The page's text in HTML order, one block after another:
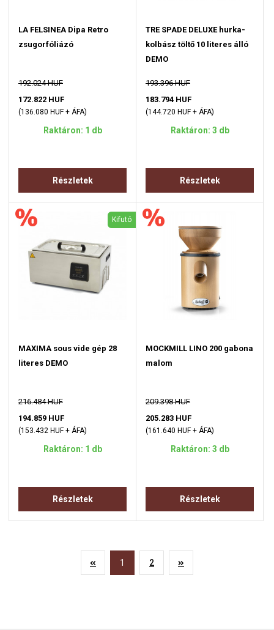
LA FELSINEA Dipa Retro
zsugorfóliázó
192.024 HUF
172.822 HUF
(136.080 HUF + ÁFA)
Raktáron: 1 db
Részletek
TRE SPADE DELUXE hurka-
kolbász töltő 10 literes álló
DEMO
193.396 HUF
183.794 HUF
(144.720 HUF + ÁFA)
Raktáron: 3 db
Részletek
Kifutó
MAXIMA sous vide gép 28
literes DEMO
216.484 HUF
194.859 HUF
(153.432 HUF + ÁFA)
Raktáron: 1 db
Részletek
MOCKMILL LINO 200 gabona
malom
209.398 HUF
205.283 HUF
(161.640 HUF + ÁFA)
Raktáron: 3 db
Részletek
1 2